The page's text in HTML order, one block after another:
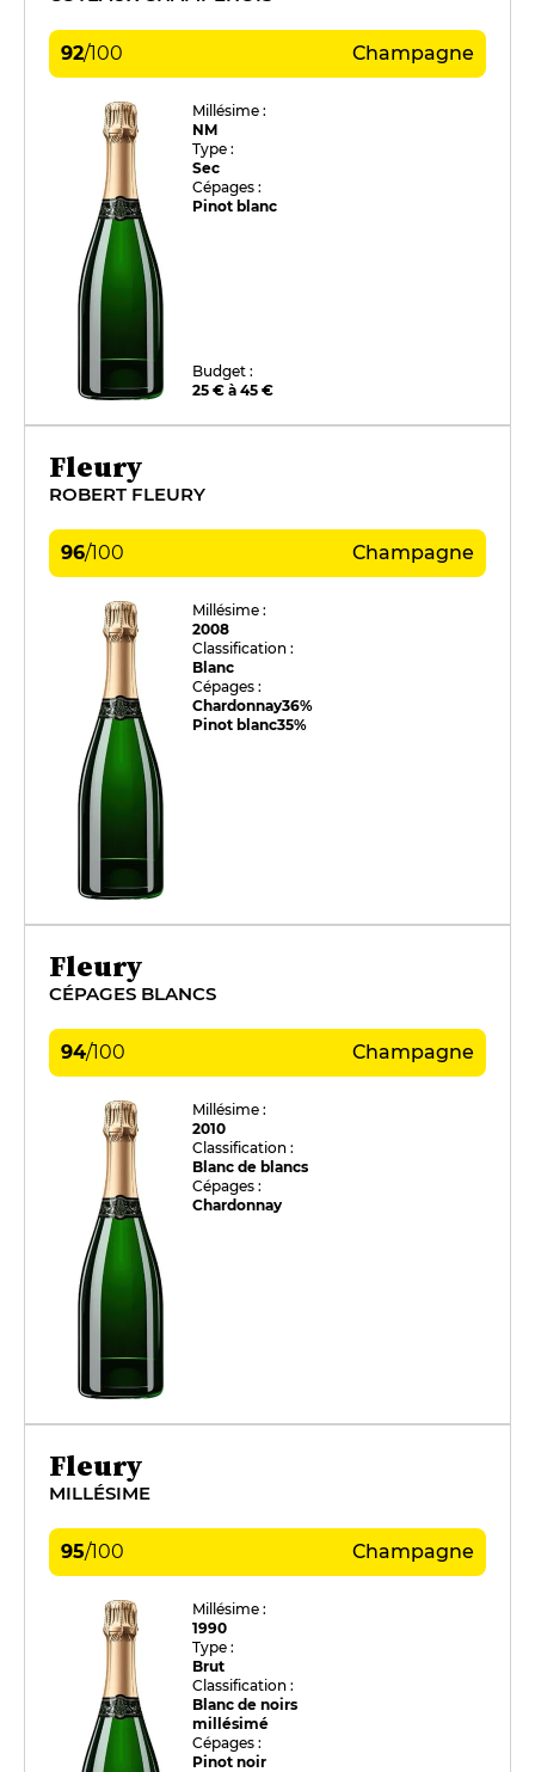
92/100 Champagne
Millésime :
NM
Type :
Sec
Cépages :
Pinot blanc
Budget :
25 € à 45 €
Fleury
ROBERT FLEURY
96/100 Champagne
Millésime :
2008
Classification :
Blanc
Cépages :
Chardonnay36%
Pinot blanc35%
Fleury
CÉPAGES BLANCS
94/100 Champagne
Millésime :
2010
Classification :
Blanc de blancs
Cépages :
Chardonnay
Fleury
MILLÉSIME
95/100 Champagne
Millésime :
1990
Type :
Brut
Classification :
Blanc de noirs
millésimé
Cépages :
Pinot noir